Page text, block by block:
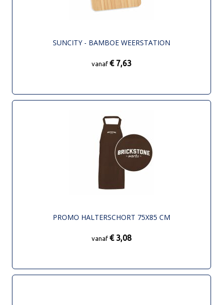
SUNCITY - BAMBOE WEERSTATION
vanaf € 7,63
PROMO HALTERSCHORT 75X85 CM
vanaf € 3,08